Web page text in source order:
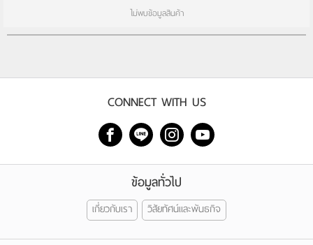
ไม่พบข้อมูลสินค้า
CONNECT WITH US
ข้อมูลทั่วไป
เกี่ยวกับเรา วิสัยทัศน์และพันธกิจ